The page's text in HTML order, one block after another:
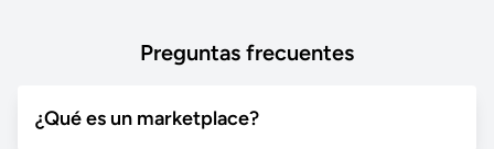
Preguntas frecuentes
¿Qué es un marketplace?